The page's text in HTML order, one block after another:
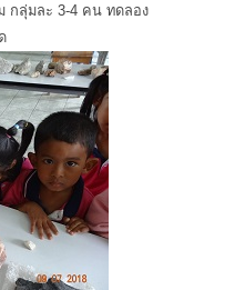
กลุ่มละ 3-4 คน ทดลอง